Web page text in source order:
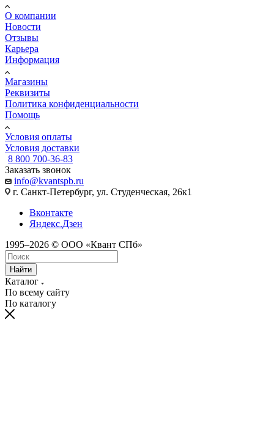
О компании
Новости
Отзывы
Карьера
Информация
Магазины
Реквизиты
Политика конфиденциальности
Помощь
Условия оплаты
Условия доставки
8 800 700-36-83
Заказать звонок
info@kvantspb.ru
г. Санкт-Петербург, ул. Студенческая, 26к1
Вконтакте
Яндекс.Дзен
1995–2026 © ООО «Квант СПб»
Найти
Каталог
По всему сайту
По каталогу